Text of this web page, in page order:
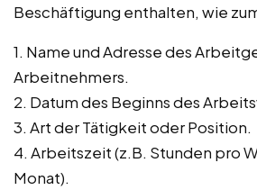
Beschäftigung enthalten, wie
1. Name und Adresse des
Arbeitnehmers.
2. Datum des Beginns des
3. Art der Tätigkeit oder Position.
4. Arbeitszeit (z.B. Stunden pro
Monat).